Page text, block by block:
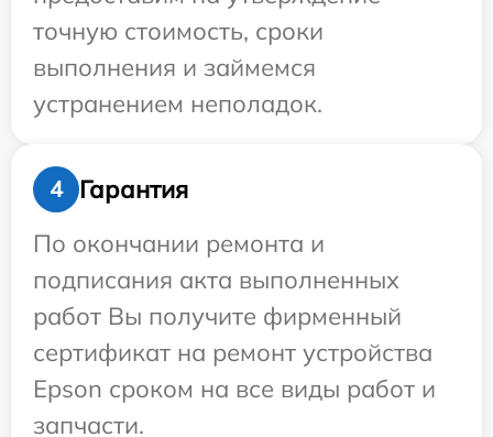
точную стоимость, сроки
выполнения и займемся
устранением неполадок.
4
Гарантия
По окончании ремонта и
подписания акта выполненных
работ Вы получите фирменный
сертификат на ремонт устройства
Epson сроком на все виды работ и
запчасти.